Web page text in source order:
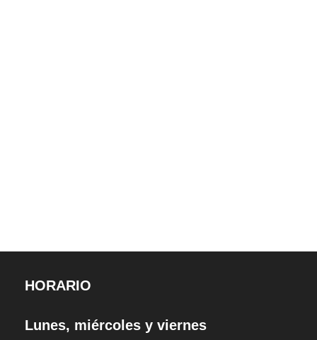
HORARIO
Lunes, miércoles y viernes